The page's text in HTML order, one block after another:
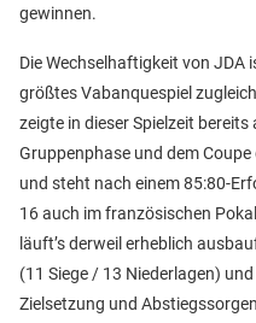
gewinnen.
Die Wechselhaftigkeit von JDA
größtes Vabanquespiel
zeigte in dieser Spielzeit bereits
Gruppenphase und dem
und steht nach einem 85:80-
16 auch im französischen
läuft’s derweil erheblich
(11 Siege / 13 Niederlagen)
Zielsetzung und